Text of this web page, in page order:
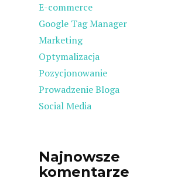
E-commerce
Google Tag Manager
Marketing
Optymalizacja
Pozycjonowanie
Prowadzenie Bloga
Social Media
Najnowsze
komentarze